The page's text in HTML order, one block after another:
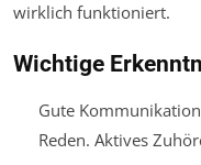
wirklich funktioniert.
Wichtige
Gute
Reden. Aktives